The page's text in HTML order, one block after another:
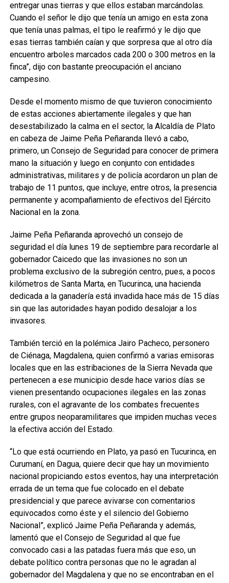
entregar unas tierras y que ellos estaban marcándolas.
Cuando el señor le dijo que tenía un amigo en esta zona
que tenía unas palmas, el tipo le reafirmó y le dijo que
esas tierras también caían y que sorpresa que al otro día
encuentro arboles marcados cada 200 o 300 metros en la
finca”, dijo con bastante preocupación el anciano
campesino.
Desde el momento mismo de que tuvieron conocimiento
de estas acciones abiertamente ilegales y que han
desestabilizado la calma en el sector, la Alcaldía de Plato
en cabeza de Jaime Peña Peñaranda llevó a cabo,
primero, un Consejo de Seguridad para conocer de primera
mano la situación y luego en conjunto con entidades
administrativas, militares y de policía acordaron un plan de
trabajo de 11 puntos, que incluye, entre otros, la presencia
permanente y acompañamiento de efectivos del Ejército
Nacional en la zona.
Jaime Peña Peñaranda aprovechó un consejo de
seguridad el día lunes 19 de septiembre para recordarle al
gobernador Caicedo que las invasiones no son un
problema exclusivo de la subregión centro, pues, a pocos
kilómetros de Santa Marta, en Tucurinca, una hacienda
dedicada a la ganadería está invadida hace más de 15 días
sin que las autoridades hayan podido desalojar a los
invasores.
También terció en la polémica Jairo Pacheco, personero
de Ciénaga, Magdalena, quien confirmó a varias emisoras
locales que en las estribaciones de la Sierra Nevada que
pertenecen a ese municipio desde hace varios días se
vienen presentando ocupaciones ilegales en las zonas
rurales, con el agravante de los combates frecuentes
entre grupos neoparamilitares que impiden muchas veces
la efectiva acción del Estado.
“Lo que está ocurriendo en Plato, ya pasó en Tucurinca, en
Curumaní, en Dagua, quiere decir que hay un movimiento
nacional propiciando estos eventos, hay una interpretación
errada de un tema que fue colocado en el debate
presidencial y que parece avivarse con comentarios
equivocados como éste y el silencio del Gobierno
Nacional”, explicó Jaime Peña Peñaranda y además,
lamentó que el Consejo de Seguridad al que fue
convocado casi a las patadas fuera más que eso, un
debate político contra personas que no le agradan al
gobernador del Magdalena y que no se encontraban en el